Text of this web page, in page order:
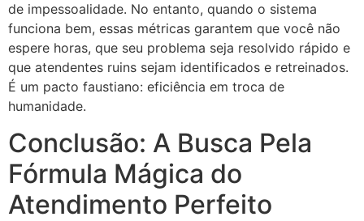
de impessoalidade. No entanto, quando o sistema
funciona bem, essas métricas garantem que você não
espere horas, que seu problema seja resolvido rápido e
que atendentes ruins sejam identificados e retreinados.
É um pacto faustiano: eficiência em troca de
humanidade.
Conclusão: A Busca Pela
Fórmula Mágica do
Atendimento Perfeito